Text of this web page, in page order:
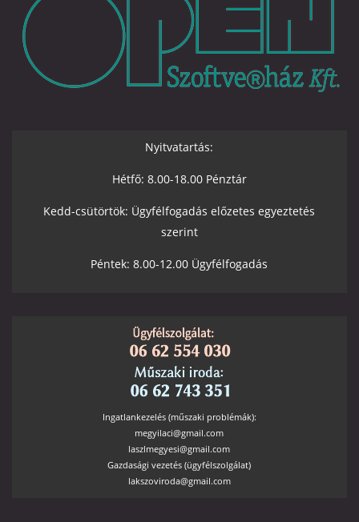
Nyitvatartás:
Hétfő: 8.00-18.00 Pénztár
Kedd-csütörtök: Ügyfélfogadás előzetes egyeztetés
szerint
Péntek: 8.00-12.00 Ügyfélfogadás
Ingatlankezelés (műszaki problémák):
megyilaci@gmail.com
laszlmegyesi@gmail.com
Gazdasági vezetés (ügyfélszolgálat)
lakszoviroda@gmail.com